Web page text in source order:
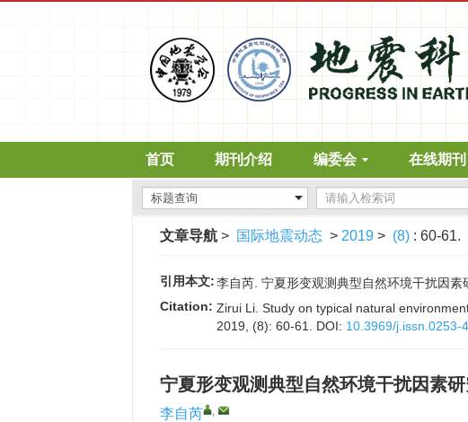
首页 期刊介绍 编委会 在线期刊
文章导航 > 国际地震动态 > 2019 > (8) : 60-61.
引用本文:李自芮. 宁夏形变观测典型自然环境干扰因
Citation: Zirui Li. Study on typical natural
2019, (8): 60-61. DOI: 10.3969/j.issn.0253-
宁夏形变观测典型自然环境干扰因素
李自芮 ,